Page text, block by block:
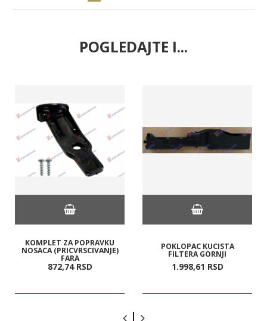
POGLEDAJTE I...
KOMPLET ZA POPRAVKU
NOSACA (PRICVRSCIVANJE)
FARA
872,74 RSD
POKLOPAC KUCISTA
FILTERA GORNJI
1.998,61 RSD